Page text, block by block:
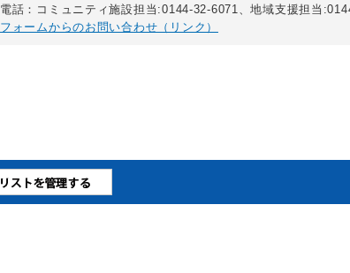
電話：コミュニティ施設担当:0144-32-6071、地域支援担当
フォームからのお問い合わせ（リンク）